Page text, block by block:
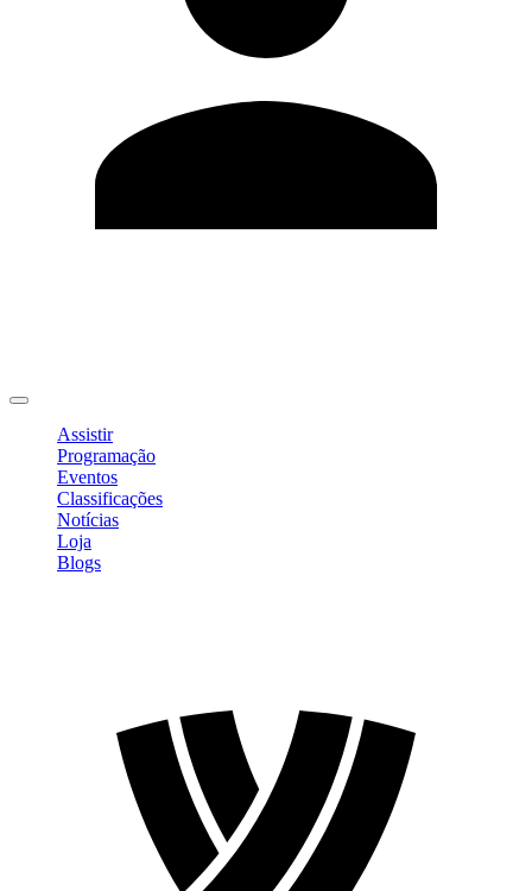
Assistir
Programação
Eventos
Classificações
Notícias
Loja
Blogs